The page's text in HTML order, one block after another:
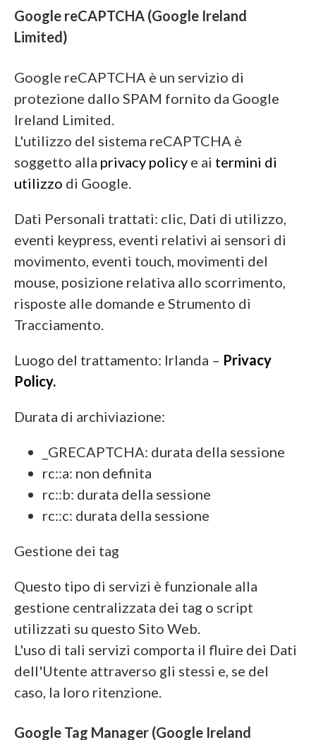
Google reCAPTCHA (Google Ireland
Limited)
Google reCAPTCHA è un servizio di
protezione dallo SPAM fornito da Google
Ireland Limited.
L'utilizzo del sistema reCAPTCHA è
soggetto alla privacy policy e ai termini di
utilizzo di Google.
Dati Personali trattati: clic, Dati di utilizzo,
eventi keypress, eventi relativi ai sensori di
movimento, eventi touch, movimenti del
mouse, posizione relativa allo scorrimento,
risposte alle domande e Strumento di
Tracciamento.
Luogo del trattamento: Irlanda – Privacy
Policy.
Durata di archiviazione:
_GRECAPTCHA: durata della sessione
rc::a: non definita
rc::b: durata della sessione
rc::c: durata della sessione
Gestione dei tag
Questo tipo di servizi è funzionale alla
gestione centralizzata dei tag o script
utilizzati su questo Sito Web.
L'uso di tali servizi comporta il fluire dei Dati
dell'Utente attraverso gli stessi e, se del
caso, la loro ritenzione.
Google Tag Manager (Google Ireland